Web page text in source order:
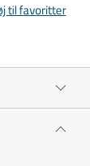
til favoritter